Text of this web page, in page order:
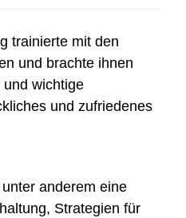
trainierte mit den
und brachte ihnen
wichtige
und zufriedenes
anderem eine
Strategien für